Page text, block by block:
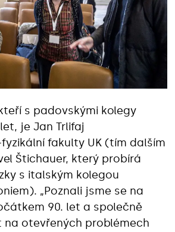
s padovskými kolegy
je Jan Trlifaj
fakulty UK (tím dalším
Štichauer, který probírá
s italským kolegou
„Poznali jsme se na
90. let a společně
otevřených problémech